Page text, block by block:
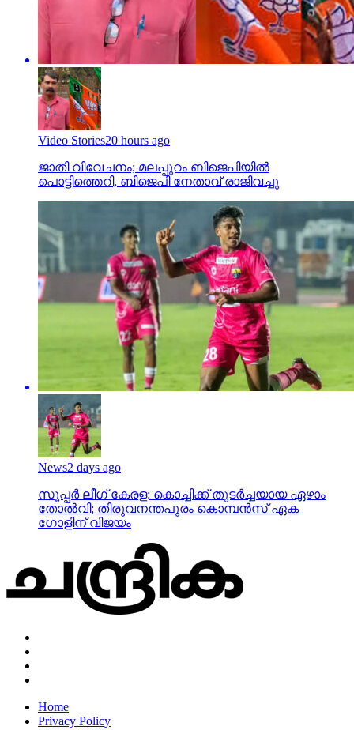
Video Stories20 hours ago
ജാതി വിവേചനം; മലപ്പുറം ബിജെപിയില്‍
പൊട്ടിത്തെറി, ബിജെപി നേതാവ് രാജിവച്ചു
News2 days ago
സൂപ്പര്‍ ലീഗ് കേരള: കൊച്ചിക്ക് തുടര്‍ച്ചയായ ഏഴാം
തോല്‍വി; തിരുവനന്തപുരം കൊമ്പന്‍സ് ഏക
ഗോളിന് വിജയം
Home
Privacy Policy